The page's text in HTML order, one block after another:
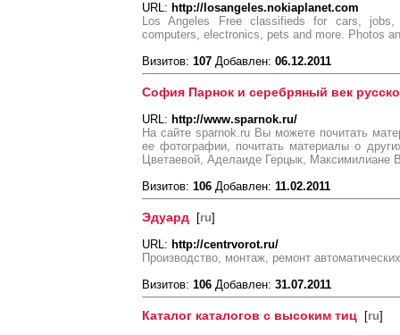
URL: http://losangeles.nokiaplanet.com
Los Angeles Free classifieds for cars,
computers, electronics, pets and more. Photos
Визитов: 107 Добавлен: 06.12.2011
София Парнок и серебряный век
URL: http://www.sparnok.ru/
На сайте sparnok.ru Вы можете почитать
ее фотографии, почитать материалы о
Цветаевой, Аделаиде Герцык, Максимилиане
Визитов: 106 Добавлен: 11.02.2011
Эдуард [ru]
URL: http://centrvorot.ru/
Производство, монтаж, ремонт
Визитов: 106 Добавлен: 31.07.2011
Каталог каталогов с высоким тиц [ru]